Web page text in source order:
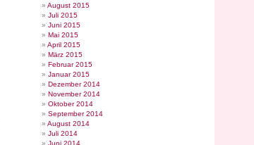
August 2015
Juli 2015
Juni 2015
Mai 2015
April 2015
März 2015
Februar 2015
Januar 2015
Dezember 2014
November 2014
Oktober 2014
September 2014
August 2014
Juli 2014
Juni 2014